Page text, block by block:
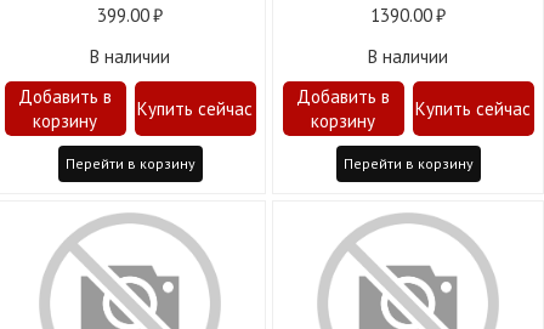
399.00
В наличии
Перейти в корзину
1390.00
В наличии
Перейти в корзину